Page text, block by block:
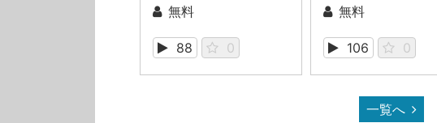
無料
88 0
無料
106 0
一覧へ